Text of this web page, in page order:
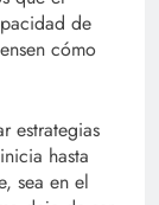
de
cómo
estrategias
hasta
sea en el